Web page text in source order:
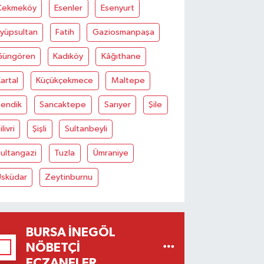
Esenler Esenyurt
Fatih Gaziosmanpaşa
Kadıköy Kâğıthane
Küçükçekmece Maltepe
Sancaktepe Sarıyer Şile
Şişli Sultanbeyli
Tuzla Ümraniye
Zeytinburnu
BURSA İNEGÖL
NÖBETÇI